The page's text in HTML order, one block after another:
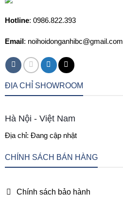
Hotline: 0986.822.393
Email: noihoidonganhibc@gmail.com
ĐỊA CHỈ SHOWROOM
Hà Nội - Việt Nam
Địa chỉ: Đang cập nhật
CHÍNH SÁCH BÁN HÀNG
Chính sách bảo hành